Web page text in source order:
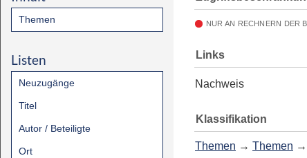
Themen
Listen
Neuzugänge
Titel
Autor / Beteiligte
Ort
NUR AN RECHNERN DER
Links
Nachweis
Klassifikation
Themen → Themen →